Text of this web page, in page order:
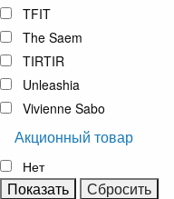
TFIT
The Saem
TIRTIR
Unleashia
Vivienne Sabo
Акционный товар
Нет